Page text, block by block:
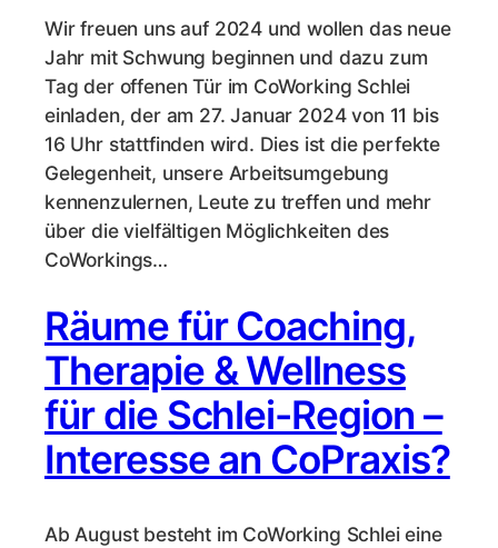
Wir freuen uns auf 2024 und wollen das neue
Jahr mit Schwung beginnen und dazu zum
Tag der offenen Tür im CoWorking Schlei
einladen, der am 27. Januar 2024 von 11 bis
16 Uhr stattfinden wird. Dies ist die perfekte
Gelegenheit, unsere Arbeitsumgebung
kennenzulernen, Leute zu treffen und mehr
über die vielfältigen Möglichkeiten des
CoWorkings…
Räume für Coaching,
Therapie & Wellness
für die Schlei-Region –
Interesse an CoPraxis?
Ab August besteht im CoWorking Schlei eine